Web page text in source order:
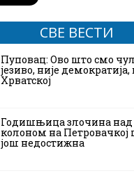
СВЕ ВЕСТИ
Пуповац: Ово што смо
језиво, није
Хрватској
Годишњица злочина
колоном на Петровачкој
још недостижна